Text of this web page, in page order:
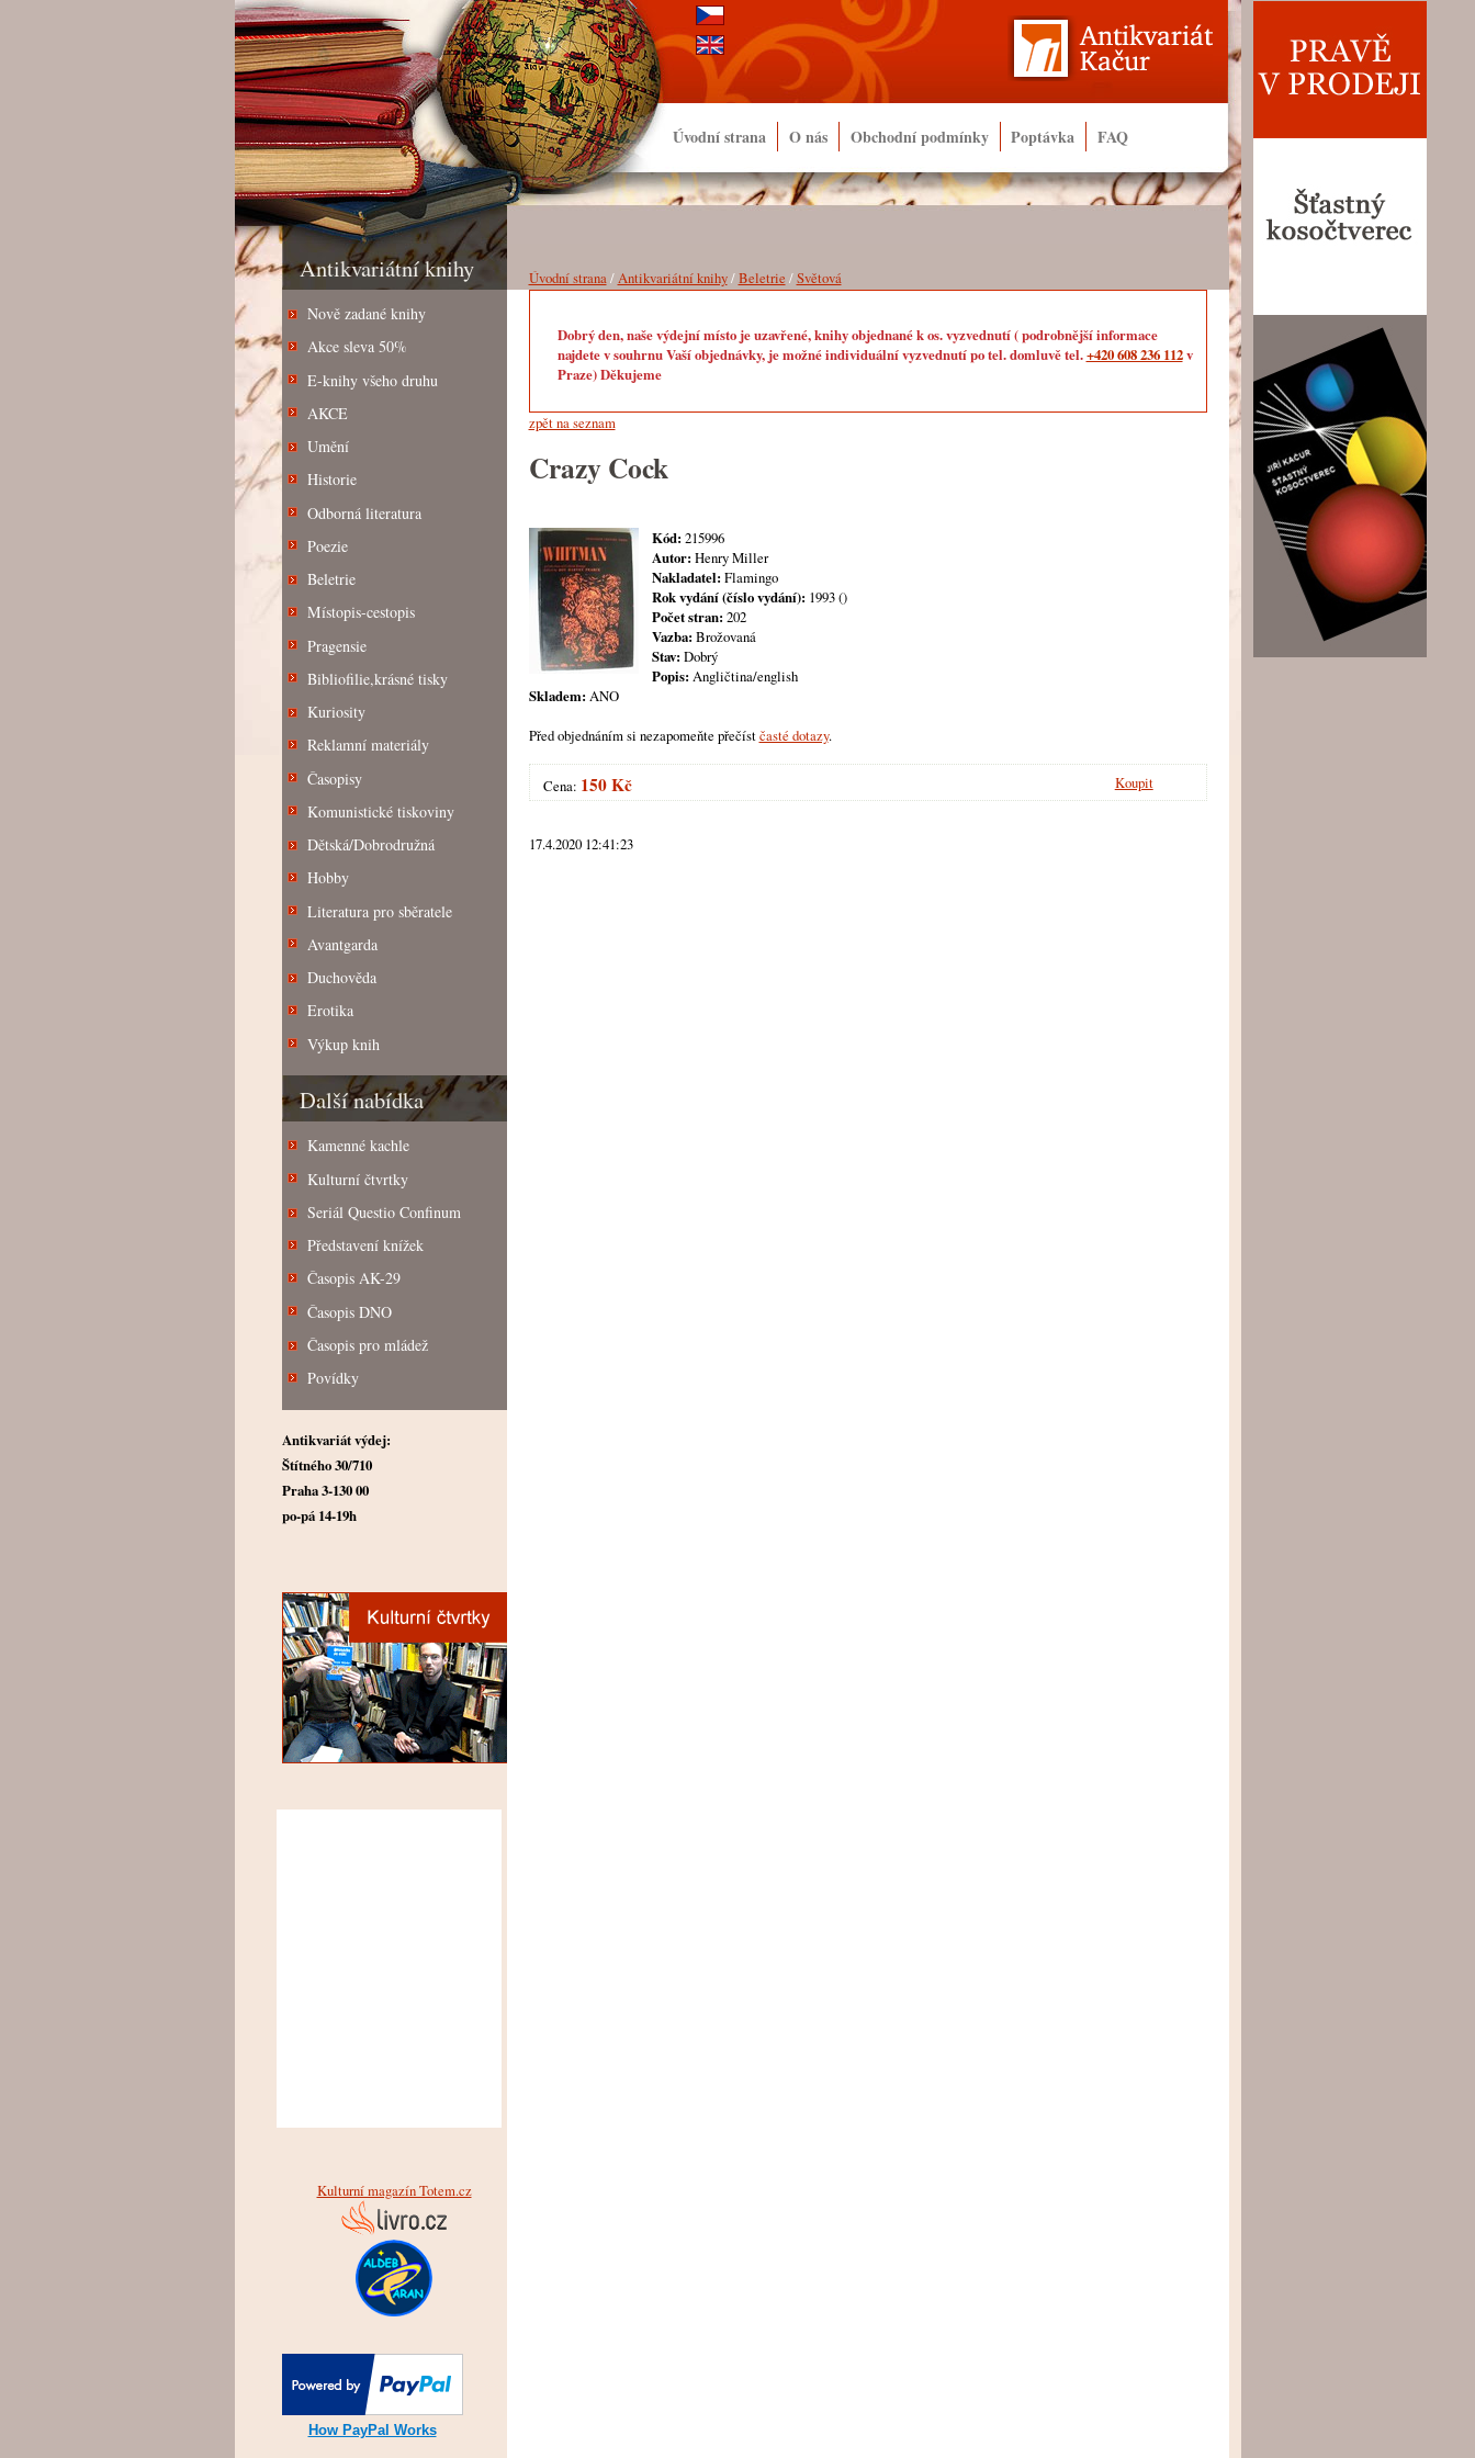
Úvodní strana O nás Obchodní podmínky Poptávka FAQ
Antikvariátní knihy
Nově zadané knihy
Akce sleva 50%
E-knihy všeho druhu
AKCE
Umění
Historie
Odborná literatura
Poezie
Beletrie
Místopis-cestopis
Pragensie
Bibliofilie,krásné tisky
Kuriosity
Reklamní materiály
Časopisy
Komunistické tiskoviny
Dětská/Dobrodružná
Hobby
Literatura pro sběratele
Avantgarda
Duchověda
Erotika
Výkup knih
Další nabídka
Kamenné kachle
Kulturní čtvrtky
Seriál Questio Confinum
Představení knížek
Časopis AK-29
Časopis DNO
Časopis pro mládež
Povídky
Antikvariát výdej:
Štítného 30/710
Praha 3-130 00
po-pá 14-19h
Kulturní magazín Totem.cz
How PayPal Works
Úvodní strana/Antikvariátní knihy/Beletrie /Světová
Dobrý den, naše výdejní místo je uzavřené, knihy objednané k os. vyzvednutí ( podrobnější informace
najdete v souhrnu Vaší objednávky, je možné individuální vyzvednutí po tel. domluvě tel.+420 608 236 112v
Praze) Děkujeme
zpět na seznam
Crazy Cock
Kód: 215996
Autor: Henry Miller
Nakladatel: Flamingo
Rok vydání (číslo vydání): 1993 ()
Počet stran: 202
Vazba: Brožovaná
Stav: Dobrý
Popis: Angličtina/english
Skladem: ANO
Před objednáním si nezapomeňte přečístčasté dotazy.
Cena: 150 Kč Koupit
17.4.2020 12:41:23